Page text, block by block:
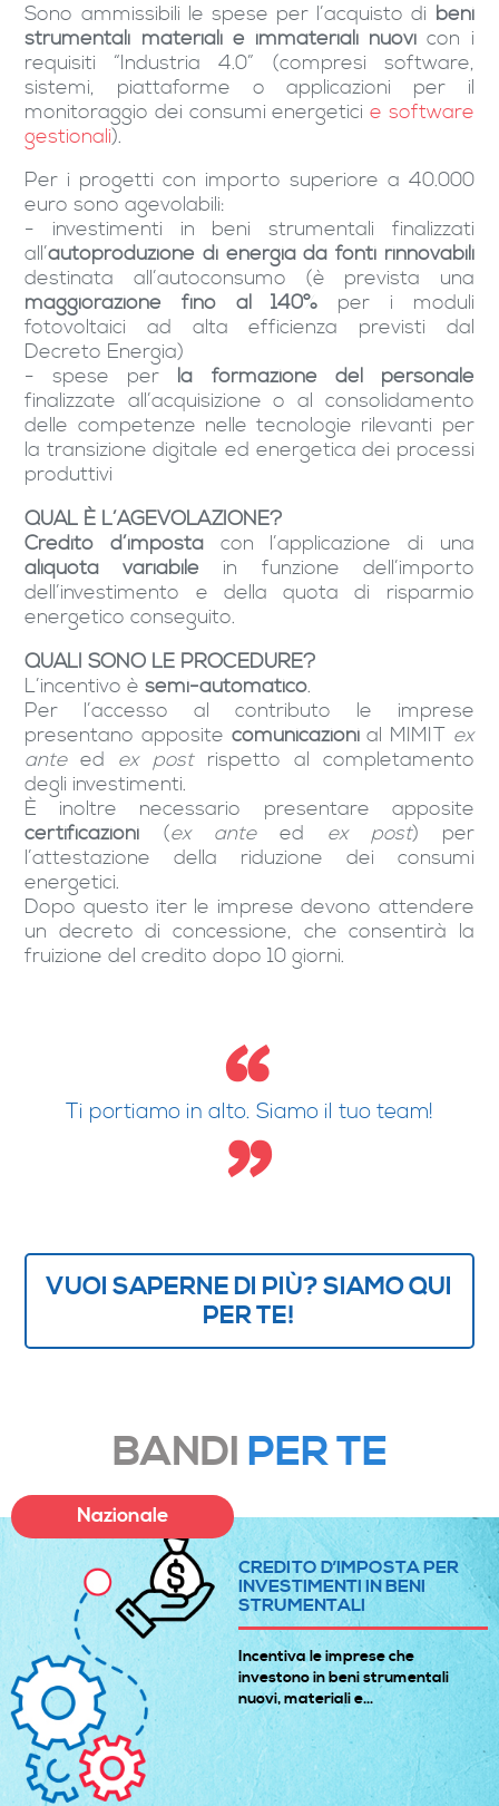
Sono ammissibili le spese per l’acquisto di beni
strumentali materiali e immateriali nuovicon i
requisiti “Industria 4.0” (compresi software,
sistemi, piattaforme o applicazioni per il
monitoraggio dei consumi energetici e software
gestionali).
Per i progetti con importo superiore a 40.000
euro sono agevolabili:
- investimenti in beni strumentali finalizzati
all’autoproduzione di energia da fonti rinnovabili
destinata all’autoconsumo (è prevista una
maggiorazione fino al 140% per i moduli
fotovoltaici ad alta efficienza previsti dal
Decreto Energia)
- spese per la formazione del personale
finalizzate all’acquisizione o al consolidamento
delle competenze nelle tecnologie rilevanti per
la transizione digitale ed energetica dei processi
produttivi
QUAL È L’AGEVOLAZIONE?
Credito d’imposta con l’applicazione di una
aliquota variabile in funzione dell’importo
dell’investimento e della quota di risparmio
energetico conseguito.
QUALI SONO LE PROCEDURE?
L’incentivo èsemi-automatico.
Per l’accesso al contributo le imprese
presentano apposite comunicazionial MIMIT ex
anteed ex postrispetto al completamento
degli investimenti.
È inoltre necessario presentare apposite
certificazioni (ex anteed ex post) per
l’attestazione della riduzione dei consumi
energetici.
Dopo questo iter le imprese devono attendere
un decreto di concessione, che consentirà la
fruizione del credito dopo 10 giorni.
Ti portiamo in alto. Siamo il tuo team!
VUOI SAPERNE DI PIÙ? SIAMO QUI
PER TE!
BANDI PER TE
Nazionale
CREDITO D’IMPOSTA PER
INVESTIMENTI IN BENI
STRUMENTALI
Incentiva le imprese che
investono in beni strumentali
nuovi, materiali e...